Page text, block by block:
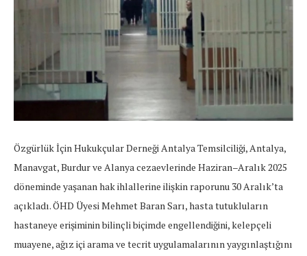
Özgürlük İçin Hukukçular Derneği Antalya Temsilciliği, Antalya,
Manavgat, Burdur ve Alanya cezaevlerinde Haziran–Aralık 2025
döneminde yaşanan hak ihlallerine ilişkin raporunu 30 Aralık’ta
açıkladı. ÖHD Üyesi Mehmet Baran Sarı, hasta tutukluların
hastaneye erişiminin bilinçli biçimde engellendiğini, kelepçeli
muayene, ağız içi arama ve tecrit uygulamalarının yaygınlaştığını